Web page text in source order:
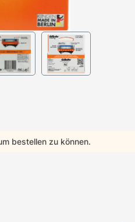
bestellen zu können.